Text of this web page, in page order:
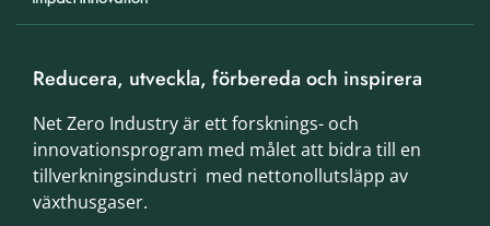
Reducera, utveckla, förbereda och inspirera
Net Zero Industry är ett forsknings- och
innovationsprogram med målet att bidra till en
tillverkningsindustri med nettonollutsläpp av
växthusgaser.